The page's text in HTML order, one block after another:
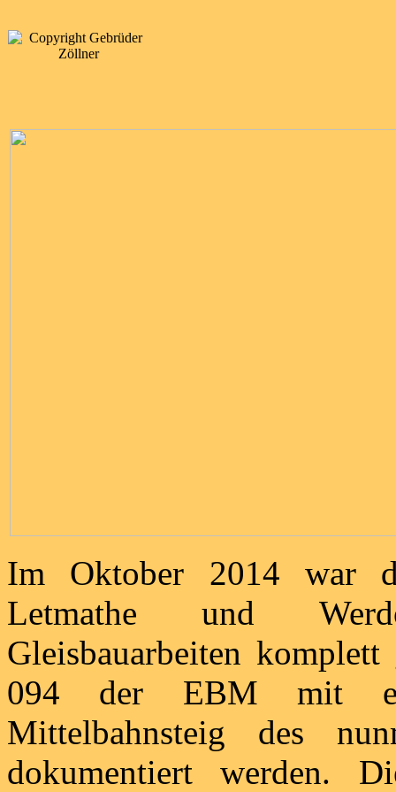
Im Oktober 2014 war
Letmathe und
Gleisbauarbeiten
094 der EBM mit
Mittelbahnsteig des
dokumentiert werden.